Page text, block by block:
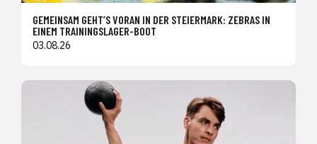
GEMEINSAM GEHT’S VORAN IN DER STEIERMARK: ZEBRAS IN
EINEM TRAININGSLAGER-BOOT
03.08.26